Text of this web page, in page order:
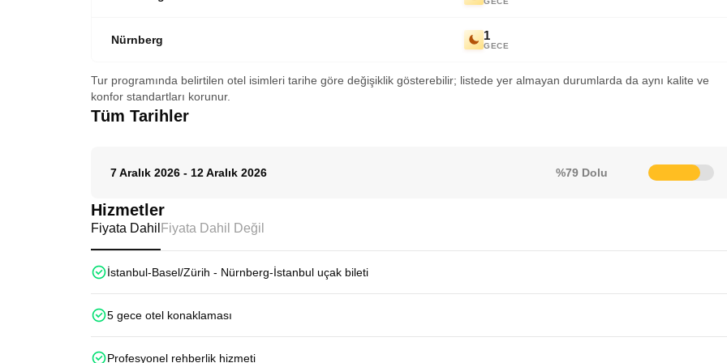
Nürnberg 1
GECE
Tur programında belirtilen otel isimleri tarihe göre değişiklik gösterebilir; listede yer almayan durumlarda da aynı kalite ve
konfor standartları korunur.
Tüm Tarihler
7 Aralık 2026 - 12 Aralık 2026 %79 Dolu
Hizmetler
Fiyata Dahil Fiyata Dahil Değil
İstanbul-Basel/Zürih - Nürnberg-İstanbul uçak bileti
5 gece otel konaklaması
Profesyonel rehberlik hizmeti